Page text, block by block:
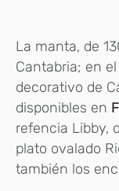
La manta, de
Cantabria; en
decorativo de
disponibles en
refencia Libby,
plato ovalado
también los